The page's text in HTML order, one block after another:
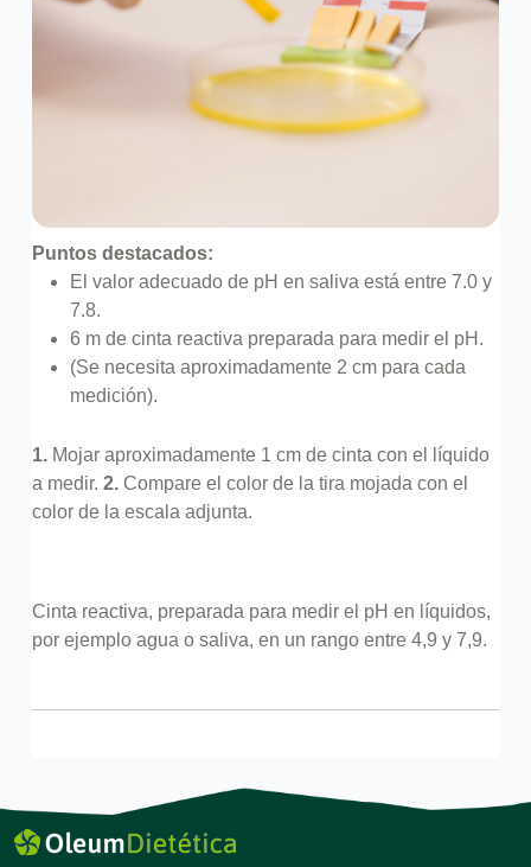
Puntos destacados:
El valor adecuado de pH en saliva está entre 7.0 y
7.8.
6 m de cinta reactiva preparada para medir el pH.
(Se necesita aproximadamente 2 cm para cada
medición).
1. Mojar aproximadamente 1 cm de cinta con el líquido
a medir. 2. Compare el color de la tira mojada con el
color de la escala adjunta.
Cinta reactiva, preparada para medir el pH en líquidos,
por ejemplo agua o saliva, en un rango entre 4,9 y 7,9.